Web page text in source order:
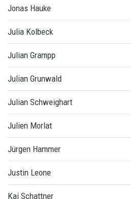
Jonas Hauke
Julia Kolbeck
Julian Grampp
Julian Grunwald
Julian Schweighart
Julien Morlat
Jürgen Hammer
Justin Leone
Kai Schattner